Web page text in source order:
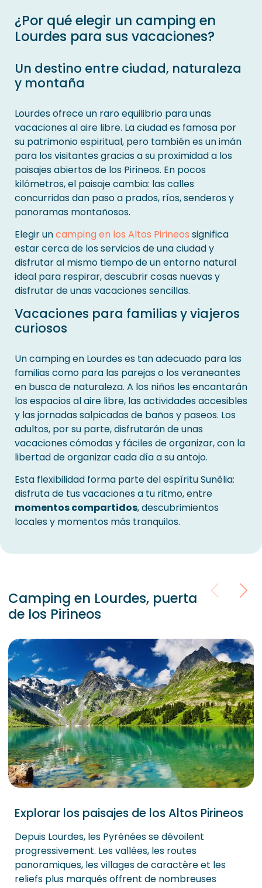
¿Por qué elegir un camping en
Lourdes para sus vacaciones?
Un destino entre ciudad, naturaleza
y montaña
Lourdes ofrece un raro equilibrio para unas
vacaciones al aire libre. La ciudad es famosa por
su patrimonio espiritual, pero también es un imán
para los visitantes gracias a su proximidad a los
paisajes abiertos de los Pirineos. En pocos
kilómetros, el paisaje cambia: las calles
concurridas dan paso a prados, ríos, senderos y
panoramas montañosos.
Elegir uncamping en los Altos Pirineos significa
estar cerca de los servicios de una ciudad y
disfrutar al mismo tiempo de un entorno natural
ideal para respirar, descubrir cosas nuevas y
disfrutar de unas vacaciones sencillas.
Vacaciones para familias y viajeros
curiosos
Un camping en Lourdes es tan adecuado para las
familias como para las parejas o los veraneantes
en busca de naturaleza. A los niños les encantarán
los espacios al aire libre, las actividades accesibles
y las jornadas salpicadas de baños y paseos. Los
adultos, por su parte, disfrutarán de unas
vacaciones cómodas y fáciles de organizar, con la
libertad de organizar cada día a su antojo.
Esta flexibilidad forma parte del espíritu Sunêlia:
disfruta de tus vacaciones a tu ritmo, entre
momentos compartidos, descubrimientos
locales y momentos más tranquilos.
Camping en Lourdes, puerta
de los Pirineos
Explorar los paisajes de los Altos Pirineos
Depuis Lourdes, les Pyrénées se dévoilent
progressivement. Les vallées, les routes
panoramiques, les villages de caractère et les
reliefs plus marqués offrent de nombreuses